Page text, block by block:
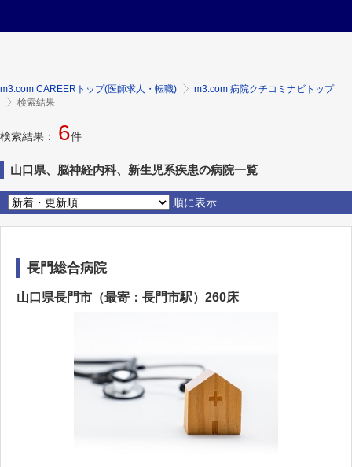
m3.com CAREERトップ(医師求人・転職)
m3.com 病院クチコミナビトップ
検索結果
検索結果： 6件
山口県、脳神経内科、新生児系疾患の病院一覧
順に表示
長門総合病院
山口県長門市（最寄：長門市駅）260床